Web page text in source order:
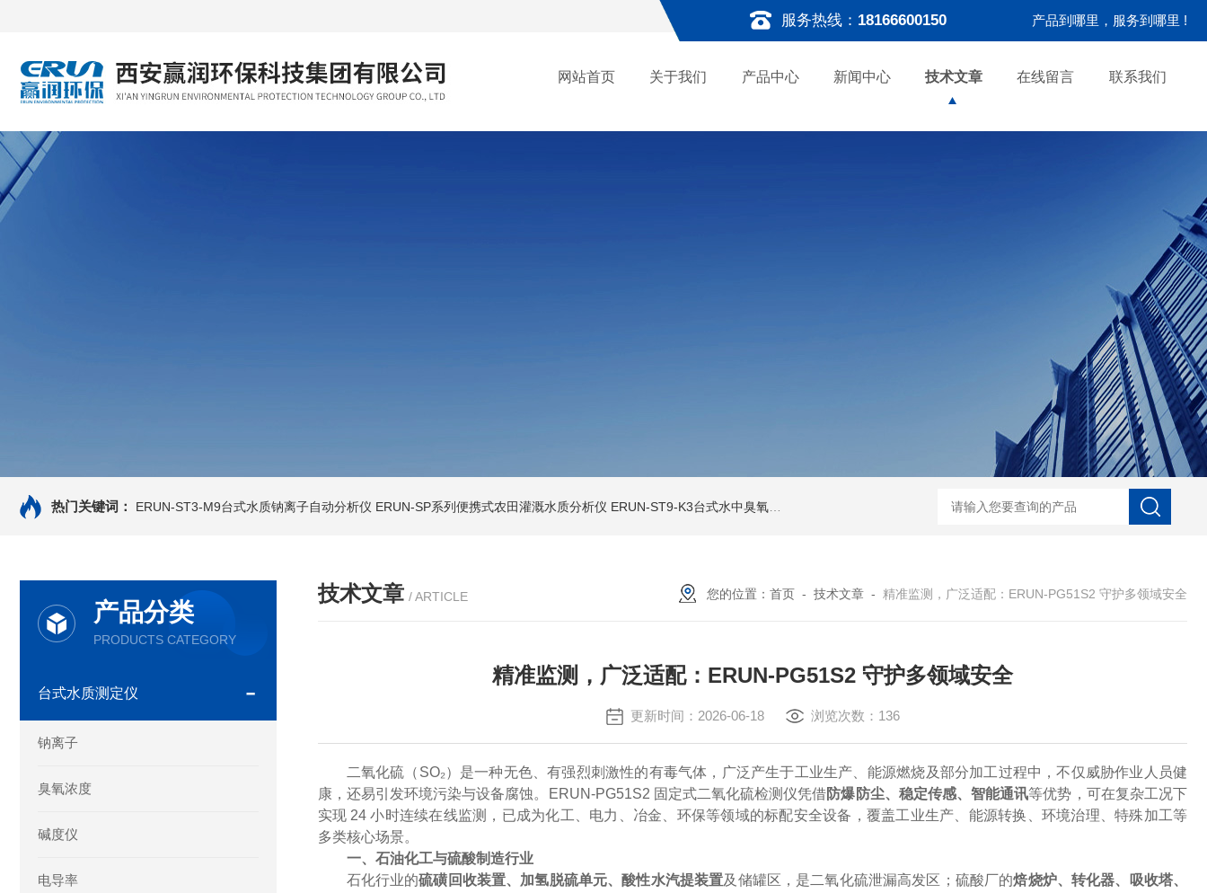
服务热线： 18166600150 产品到哪里，服务到哪里 !
网站首页 关于我们 产品中心 新闻中心 技术文章 在线留言 联系我们
热门关键词： ERUN-ST3-M9台式水质钠离子自动分析仪 ERUN-SP系列便携式农田灌溉水质分析仪 ERUN-ST9-K3台式水中臭氧检测仪 ERUN-ST7-B8台式酚酞碱度测定仪 ERUN-SZ-CL620水质氯离子在线
产品分类
PRODUCTS CATEGORY
台式水质测定仪
钠离子
臭氧浓度
碱度仪
电导率
技术文章 / ARTICLE 您的位置： 首页 - 技术文章 - 精准监测，广泛适配：ERUN-PG51S2 守护多领域安全
精准监测，广泛适配：ERUN-PG51S2 守护多领域安全
更新时间：2026-06-18 浏览次数：136
二氧化硫（ SO₂）是一种无色、有强烈刺激性的有毒气体，广泛产生于工业生产、能源燃烧及部分加工过程中，不仅威胁作业人员健
康，还易引发环境污染与设备腐蚀。ERUN-PG51S2 固定式二氧化硫检测仪凭借防爆防尘、稳定传感、智能通讯等优势，可在复杂工况下
实现 24 小时连续在线监测，已成为化工、电力、冶金、环保等领域的标配安全设备，覆盖工业生产、能源转换、环境治理、特殊加工等
多类核心场景。
一、石油化工与硫酸制造行业
石化行业的硫磺回收装置、加氢脱硫单元、酸性水汽提装置及储罐区，是二氧化硫泄漏高发区；硫酸厂的焙烧炉、转化器、吸收塔、